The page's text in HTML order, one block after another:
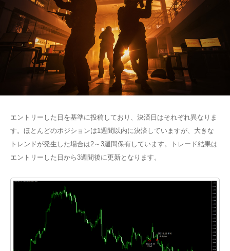
エントリーした日を基準に投稿しており、決済日はそれぞれ異なりま
す。ほとんどのポジションは1週間以内に決済していますが、大きな
トレンドが発生した場合は2～3週間保有しています。トレード結果は
エントリーした日から3週間後に更新となります。
NEWS
CONTACT